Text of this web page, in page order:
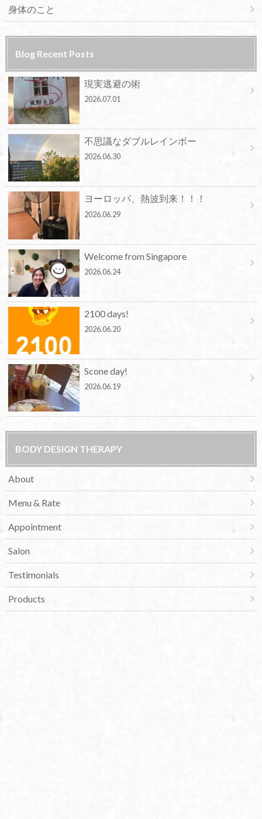
身体のこと
Blog Recent Posts
現実逃避の術
2026.07.01
不思議なダブルレインボー
2026.06.30
ヨーロッパ、熱波到来！！！
2026.06.29
Welcome from Singapore
2026.06.24
2100 days!
2026.06.20
Scone day!
2026.06.19
BODY DESIGN THERAPY
About
Menu & Rate
Appointment
Salon
Testimonials
Products